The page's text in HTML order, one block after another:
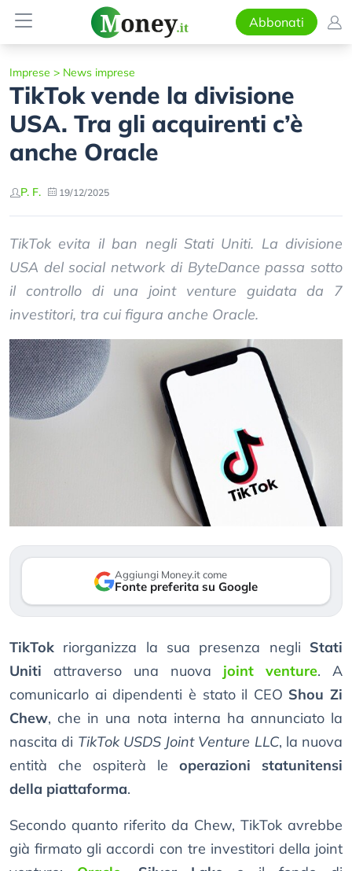
Abbonati
Imprese > News imprese
TikTok vende la divisione
USA. Tra gli acquirenti c’è
anche Oracle
P. F. 19/12/2025
TikTok evita il ban negli Stati Uniti. La divisione
USA del social network di ByteDance passa sotto
il controllo di una joint venture guidata da 7
investitori, tra cui figura anche Oracle.
Aggiungi Money.it come
Fonte preferita su Google
TikTok riorganizza la sua presenza negli Stati
Uniti attraverso una nuova joint venture. A
comunicarlo ai dipendenti è stato il CEO Shou Zi
Chew, che in una nota interna ha annunciato la
nascita di TikTok USDS Joint Venture LLC, la nuova
entità che ospiterà le operazioni statunitensi
della piattaforma.
Secondo quanto riferito da Chew, TikTok avrebbe
già firmato gli accordi con tre investitori della joint